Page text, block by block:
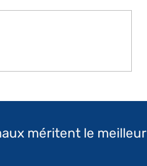
méritent le meilleur